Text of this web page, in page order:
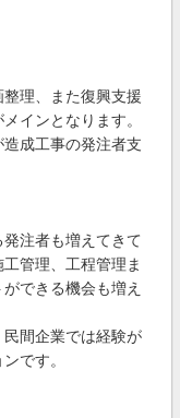
理、また復興支援
インとなります。
成工事の発注者支
注者も増えてきて
管理、工程管理ま
できる機会も増え
間企業では経験が
です。